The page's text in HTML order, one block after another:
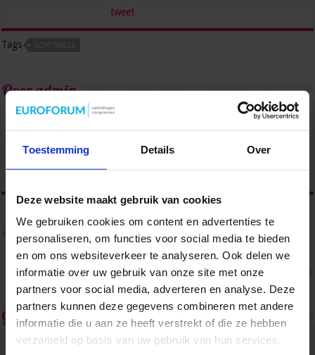
Toestemming Details Over
Deze website maakt gebruik van cookies
We gebruiken cookies om content en advertenties te
personaliseren, om functies voor social media te bieden
en om ons websiteverkeer te analyseren. Ook delen we
informatie over uw gebruik van onze site met onze
partners voor social media, adverteren en analyse. Deze
partners kunnen deze gegevens combineren met andere
informatie die u aan ze heeft verstrekt of die ze hebben
verzameld op basis van uw gebruik van hun services.
tweet
Tags
Over admin
Vorige
Wat betekent de nieuwe Outlook
voor jou als management
assistant?
Welzijn als fundament voor de
21st century assistant
Gerelateerde Artikelen